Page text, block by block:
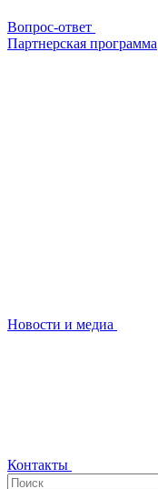
Вопрос-ответ
Партнерская программа
Новости и медиа
Контакты